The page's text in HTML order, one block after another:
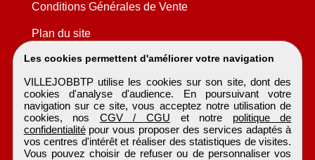
Les cookies permettent d'améliorer votre navigation
VILLEJOBBTP utilise les cookies sur son site, dont des
cookies d'analyse d'audience. En poursuivant votre
navigation sur ce site, vous acceptez notre utilisation de
cookies, nos CGV / CGU et notre politique de
confidentialitépour vous proposer des services adaptés à
vos centres d'intérêt et réaliser des statistiques de visites.
Vous pouvez choisir de refuser ou de personnaliser vos
Conditions Générales de Vente
Plan du site